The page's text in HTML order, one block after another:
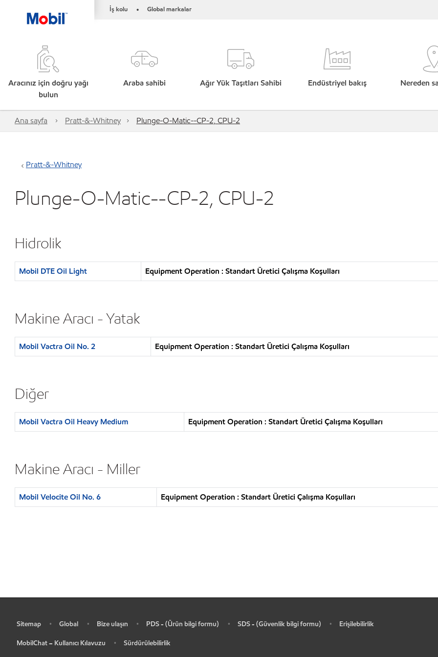
İş kolu • Global markalar
Aracınız için doğru yağı
bulun
Araba sahibi Ağır Yük Taşıtları Sahibi Endüstriyel bakış Nereden
Ana sayfa Pratt-&-Whitney Plunge-O-Matic--CP-2, CPU-2
Pratt-&-Whitney
Plunge-O-Matic--CP-2, CPU-2
Hidrolik
Mobil DTE Oil Light Equipment Operation : Standart Üretici Çalışma Koşulları
Makine Aracı - Yatak
Mobil Vactra Oil No. 2 Equipment Operation : Standart Üretici Çalışma Koşulları
Diğer
Mobil Vactra Oil Heavy Medium Equipment Operation : Standart Üretici Çalışma Koşulları
Makine Aracı - Miller
Mobil Velocite Oil No. 6 Equipment Operation : Standart Üretici Çalışma Koşulları
Sitemap • Global • Bize ulaşın • PDS - (Ürün bilgi formu) • SDS - (Güvenlik bilgi formu) • Erişilebilirlik
MobilChat – Kullanıcı Kılavuzu • Sürdürülebilirlik